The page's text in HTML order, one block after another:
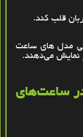
.
مدل‌ های ساعت
نمایش می‌دهند.
ساعت‌های